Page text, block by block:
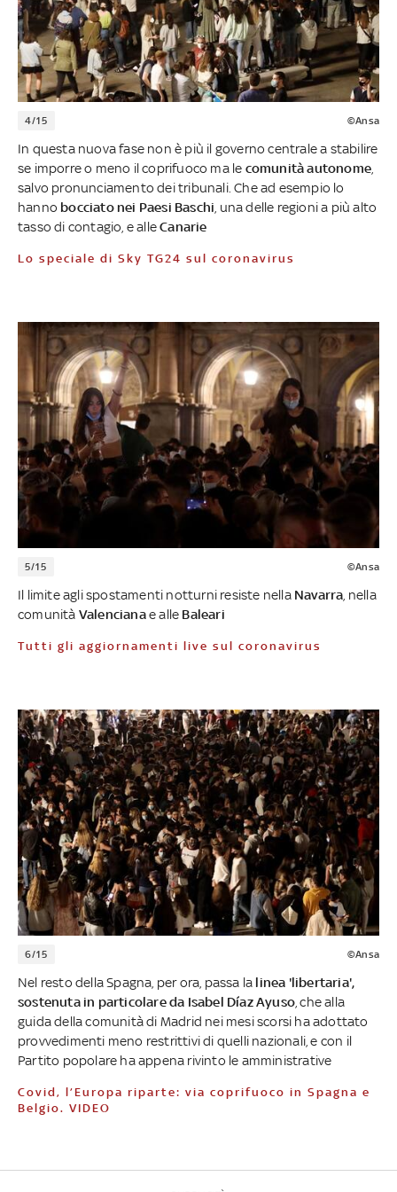
4/15 ©Ansa
In questa nuova fase non è più il governo centrale a stabilire
se imporre o meno il coprifuoco ma le comunità autonome
salvo pronunciamento dei tribunali. Che ad esempio lo
hanno bocciato nei Paesi Baschi , una delle regioni a più alto
tasso di contagio, e alleCanarie
Lo speciale di Sky TG24 sul coronavirus
5/15 ©Ansa
Il limite agli spostamenti notturni resiste nella Navarra , nella
comunità Valencianae alle Baleari
Tutti gli aggiornamenti live sul coronavirus
6/15 ©Ansa
Nel resto della Spagna, per ora, passa la linea 'libertaria',
sostenuta in particolare da Isabel Díaz Ayuso , che alla
guida della comunità di Madrid nei mesi scorsi ha adottato
provvedimenti meno restrittivi di quelli nazionali, e con il
Partito popolare ha appena rivinto le amministrative
Covid, l’Europa riparte: via coprifuoco in Spagna e
Belgio. VIDEO